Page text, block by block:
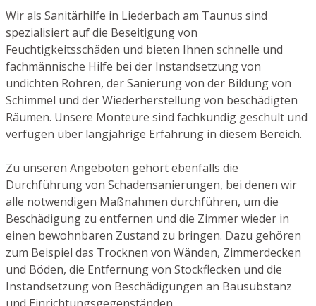
Wir als Sanitärhilfe in Liederbach am Taunus sind
spezialisiert auf die Beseitigung von
Feuchtigkeitsschäden und bieten Ihnen schnelle und
fachmännische Hilfe bei der Instandsetzung von
undichten Rohren, der Sanierung von der Bildung von
Schimmel und der Wiederherstellung von beschädigten
Räumen. Unsere Monteure sind fachkundig geschult und
verfügen über langjährige Erfahrung in diesem Bereich.
Zu unseren Angeboten gehört ebenfalls die
Durchführung von Schadensanierungen, bei denen wir
alle notwendigen Maßnahmen durchführen, um die
Beschädigung zu entfernen und die Zimmer wieder in
einen bewohnbaren Zustand zu bringen. Dazu gehören
zum Beispiel das Trocknen von Wänden, Zimmerdecken
und Böden, die Entfernung von Stockflecken und die
Instandsetzung von Beschädigungen an Bausubstanz